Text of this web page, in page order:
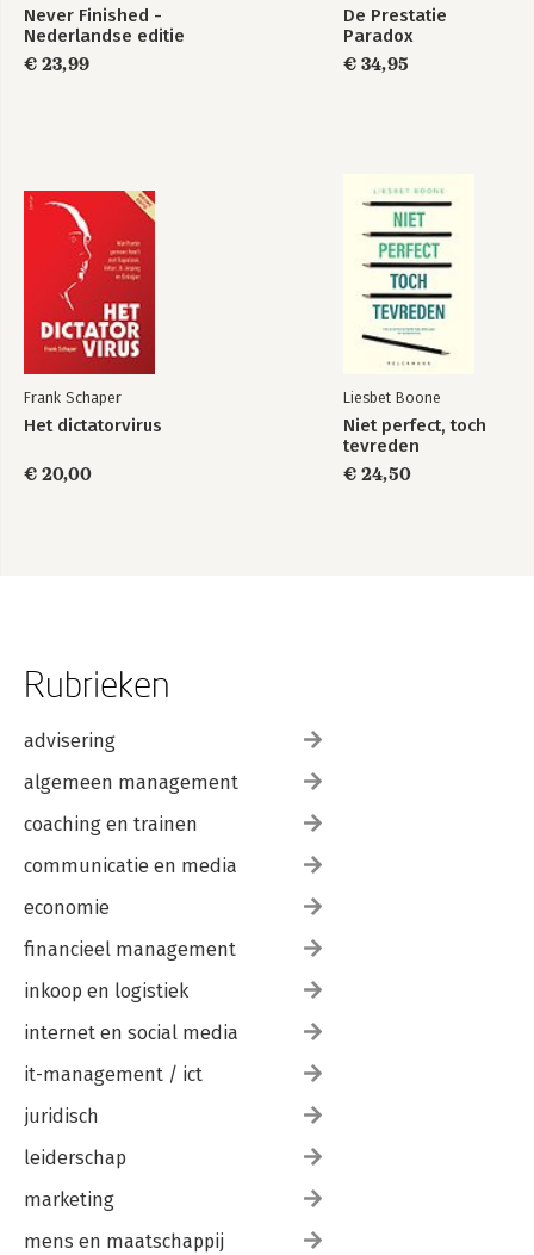
Bibliografie 341
Dankwoord 365
Never Finished -
Nederlandse editie
€ 23,99
De Prestatie
Paradox
€ 34,95
Frank Schaper
Het dictatorvirus
€ 20,00
Liesbet Boone
Niet perfect, toch
tevreden
€ 24,50
Rubrieken
advisering
algemeen management
coaching en trainen
communicatie en media
economie
financieel management
inkoop en logistiek
internet en social media
it-management / ict
juridisch
leiderschap
marketing
mens en maatschappij